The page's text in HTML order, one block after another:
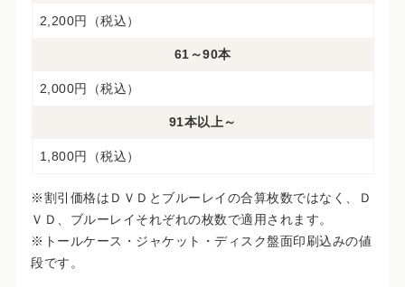
2,200円（税込）
61～90本
2,000円（税込）
91本以上～
1,800円（税込）
※割引価格はＤＶＤとブルーレイの合算枚数ではなく、Ｄ
ＶＤ、ブルーレイそれぞれの枚数で適用されます。
※トールケース・ジャケット・ディスク盤面印刷込みの値
段です。